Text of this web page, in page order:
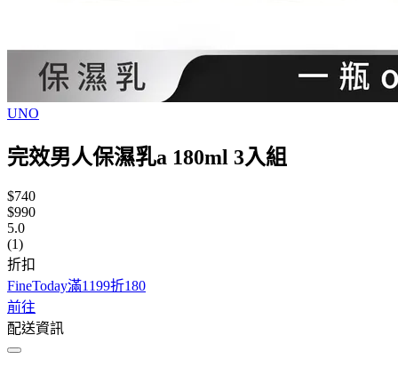
UNO
完效男人保濕乳a 180ml 3入組
$740
$990
5.0
(1)
折扣
FineToday滿1199折180
前往
配送資訊